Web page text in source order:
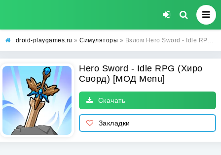
droid-playgames.ru » Симуляторы » Взлом Hero Sword - Idle RPG (Хиро Сворд) [МОД Menu] - стабильная версия apk на Андроид
Hero Sword - Idle RPG (Хиро
Сворд) [МОД Menu]
Скачать
Закладки